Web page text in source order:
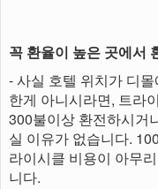
꼭 환율이 높은 곳에서
- 사실 호텔 위치가 디
한게 아니시라면, 트라
300불이상 환전하시거
실 이유가 없습니다.
라이시클 비용이 아무
니다.